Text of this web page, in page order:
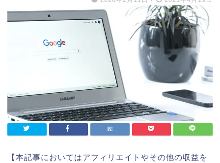
【本記事においてはアフィリエイトやその他の収益を